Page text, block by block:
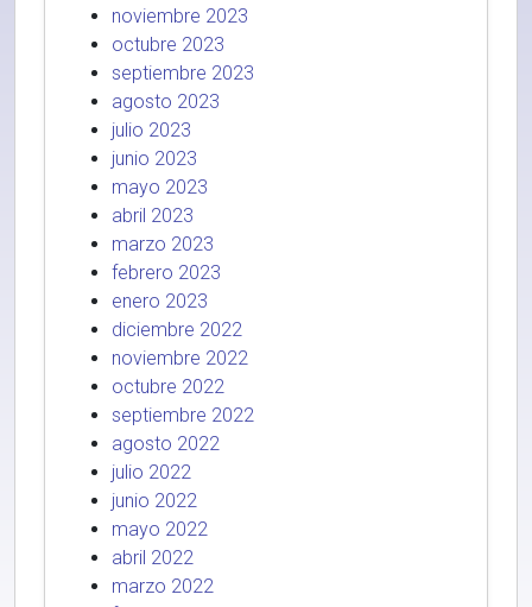
noviembre 2023
octubre 2023
septiembre 2023
agosto 2023
julio 2023
junio 2023
mayo 2023
abril 2023
marzo 2023
febrero 2023
enero 2023
diciembre 2022
noviembre 2022
octubre 2022
septiembre 2022
agosto 2022
julio 2022
junio 2022
mayo 2022
abril 2022
marzo 2022